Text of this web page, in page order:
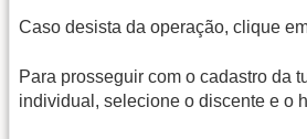
Caso desista da operação, clique
Para prosseguir com o cadastro da
individual, selecione o discente e o